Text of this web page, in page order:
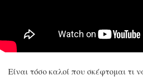
Είναι τόσο καλοί που σκέφτομαι τι